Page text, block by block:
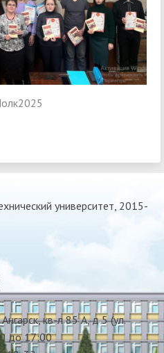
университет, 2015-
кв-л 85 А, д 5 (ул.
до 17:00